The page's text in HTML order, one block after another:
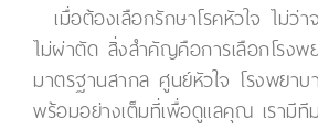
เมื่อต้องเลือกรักษาโรคหัวใจ ไม่ว่
ไม่ผ่าตัด สิ่งสำคัญคือการเลือกโรงพ
มาตรฐานสากล ศูนย์หัวใจ โรงพยา
พร้อมอย่างเต็มที่เพื่อดูแลคุณ เรามีที